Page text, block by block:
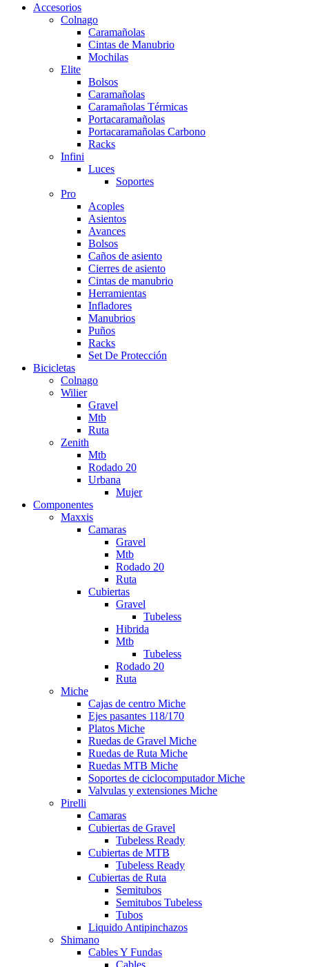
Accesorios
Colnago
Caramañolas
Cintas de Manubrio
Mochilas
Elite
Bolsos
Caramañolas
Caramañolas Térmicas
Portacaramañolas
Portacaramañolas Carbono
Racks
Infini
Luces
Soportes
Pro
Acoples
Asientos
Avances
Bolsos
Caños de asiento
Cierres de asiento
Cintas de manubrio
Herramientas
Infladores
Manubrios
Puños
Racks
Set De Protección
Bicicletas
Colnago
Wilier
Gravel
Mtb
Ruta
Zenith
Mtb
Rodado 20
Urbana
Mujer
Componentes
Maxxis
Camaras
Gravel
Mtb
Rodado 20
Ruta
Cubiertas
Gravel
Tubeless
Hibrida
Mtb
Tubeless
Rodado 20
Ruta
Miche
Cajas de centro Miche
Ejes pasantes 118/170
Platos Miche
Ruedas de Gravel Miche
Ruedas de Ruta Miche
Ruedas MTB Miche
Soportes de ciclocomputador Miche
Valvulas y extensiones Miche
Pirelli
Camaras
Cubiertas de Gravel
Tubeless Ready
Cubiertas de MTB
Tubeless Ready
Cubiertas de Ruta
Semitubos
Semitubos Tubeless
Tubos
Liquido Antipinchazos
Shimano
Cables Y Fundas
Cables